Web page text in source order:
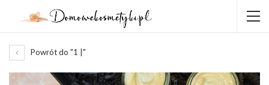
Powrót do "1 |"